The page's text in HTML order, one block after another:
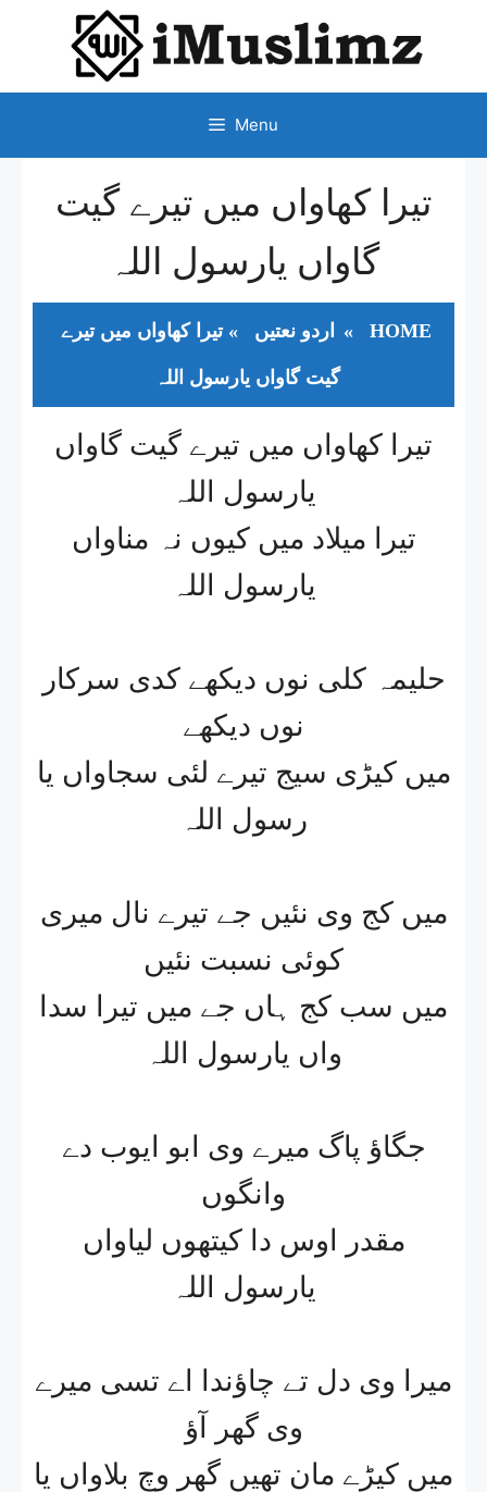
CONTENT
Menu
تیرا کھاواں میں تیرے گیت
گاواں یارسول اللہ
HOME
» اردو نعتیں »تیرا کھاواں میں تیرے
گیت گاواں یارسول اللہ
تیرا کھاواں میں تیرے گیت گاواں
یارسول اللہ
تیرا میلاد میں کیوں نہ مناواں
یارسول اللہ
حلیمہ کلی نوں دیکھے کدی سرکار
نوں دیکھے
میں کیڑی سیج تیرے لئی سجاواں یا
رسول اللہ
میں کج وی نئیں جے تیرے نال میری
کوئی نسبت نئیں
میں سب کج ہاں جے میں تیرا سدا
واں یارسول اللہ
جگاؤ پاگ میرے وی ابو ایوب دے
وانگوں
مقدر اوس دا کیتھوں لیاواں
یارسول اللہ
میرا وی دل تے چاؤندا اے تسی میرے
وی گھر آؤ
میں کیڑے مان تھیں گھر وچ بلاواں یا